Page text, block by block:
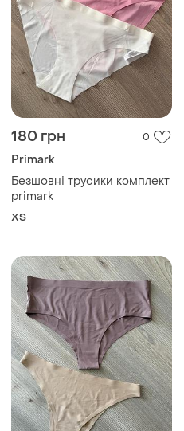
180 грн 0
Primark
Безшовні трусики комплект
primark
ХS